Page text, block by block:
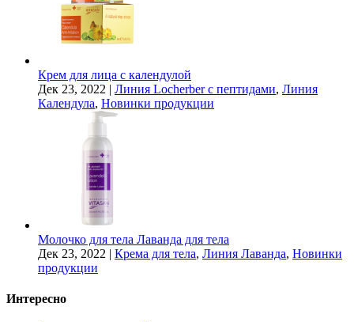
Крем для лица с календулой
Дек 23, 2022 | Линия Locherber с пептидами, Линия
Календула, Новинки продукции
Молочко для тела Лаванда для тела
Дек 23, 2022 | Крема для тела, Линия Лаванда, Новинки
продукции
Интересно